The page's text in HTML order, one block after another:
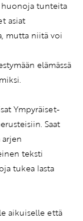
tunteita
asiat
mutta niitä voi
elämässä
Ympyräiset-
Saat
teksti
tukea lasta
aikuiselle että